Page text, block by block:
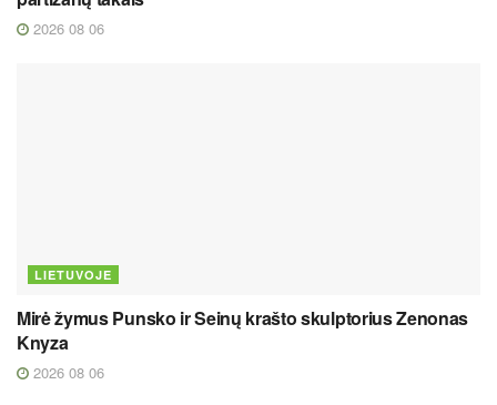
2026 08 06
LIETUVOJE
Mirė žymus Punsko ir Seinų krašto skulptorius Zenonas
Knyza
2026 08 06